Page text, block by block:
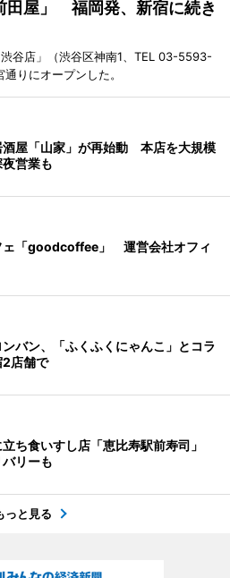
田屋」 福岡発、新宿に続き
谷店」（渋谷区神南1、TEL 03-5593-
りにオープンした。
酒屋「山家」が再始動 本店を大規模
営業も
ェ「goodcoffee」 運営会社オフィ
バン、「ふくふくにゃんこ」とコラ
店舗で
ち食いすし店「恵比寿駅前寿司」
リーも
っと見る